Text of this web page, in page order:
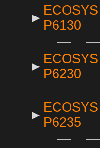
►
ECOSYS
P6130
►
ECOSYS
P6230
►
ECOSYS
P6235